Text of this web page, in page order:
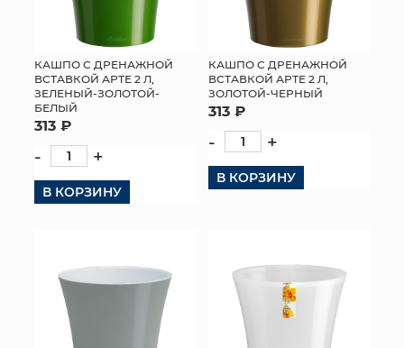
КАШПО С ДРЕНАЖНОЙ
ВСТАВКОЙ АРТЕ 2 Л,
ЗЕЛЕНЫЙ-ЗОЛОТОЙ-
БЕЛЫЙ
313 ₽
- +
В КОРЗИНУ
КАШПО С ДРЕНАЖНОЙ
ВСТАВКОЙ АРТЕ 2 Л,
ЗОЛОТОЙ-ЧЕРНЫЙ
313 ₽
- +
В КОРЗИНУ